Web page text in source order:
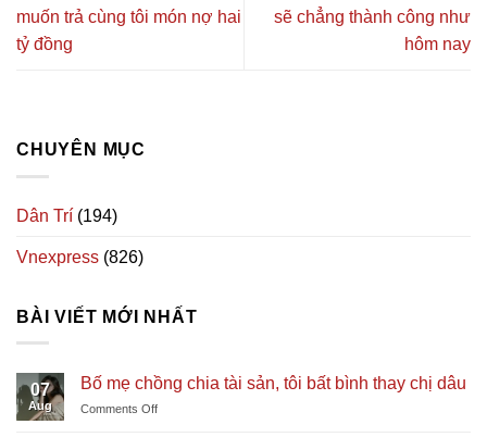
muốn trả cùng tôi món nợ hai
tỷ đồng
sẽ chẳng thành công như
hôm nay
CHUYÊN MỤC
Dân Trí (194)
Vnexpress (826)
BÀI VIẾT MỚI NHẤT
07
Aug
Bố mẹ chồng chia tài sản, tôi bất bình thay chị dâu
Comments Offon